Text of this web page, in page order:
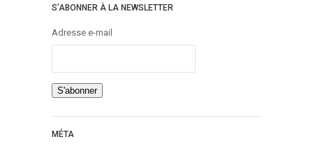
S’ABONNER À LA NEWSLETTER
Adresse e-mail
MÉTA